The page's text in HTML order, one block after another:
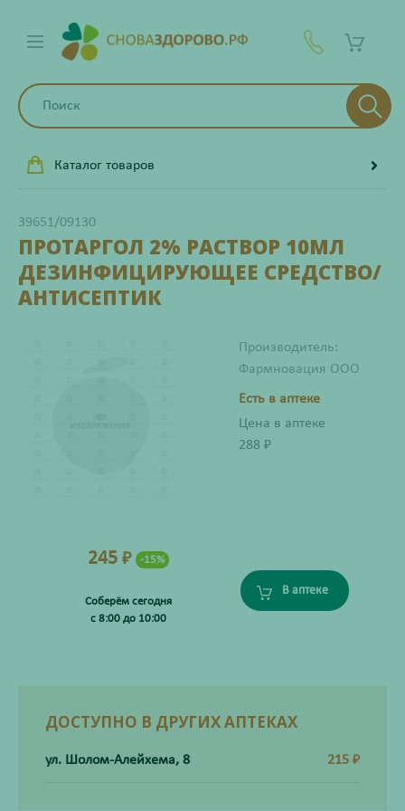
Каталог товаров
39651/09130
ПРОТАРГОЛ 2% РАСТВОР 10МЛ
ДЕЗИНФИЦИРУЮЩЕЕ СРЕДСТВО/
АНТИСЕПТИК
Производитель:
Фармновация ООО
Есть в аптеке
Цена в аптеке
288 ₽
245 ₽ -15%
Соберём сегодня
с 8:00 до 10:00
В аптеке
ДОСТУПНО В ДРУГИХ АПТЕКАХ
ул. Шолом-Алейхема, 8 215 ₽